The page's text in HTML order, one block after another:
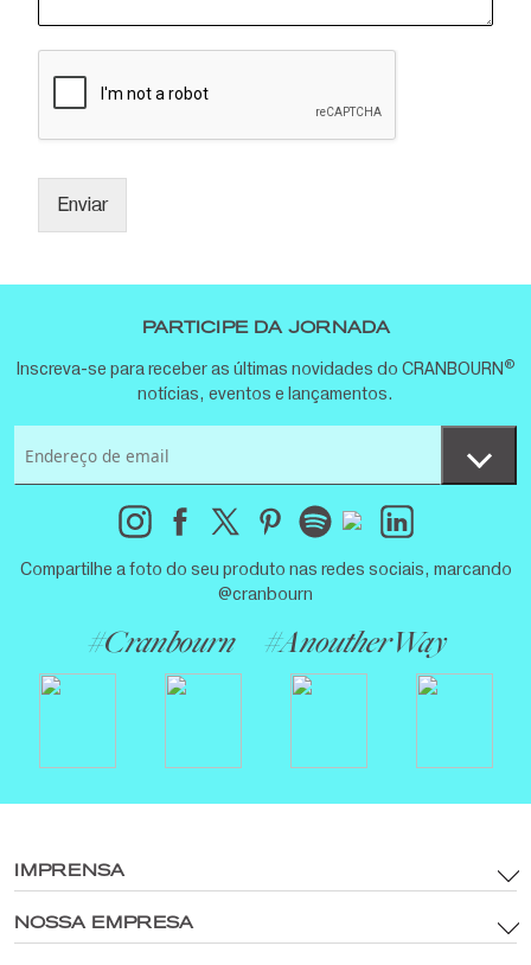
Enviar
Compartilhe a foto do seu produto nas redes sociais, marcando
@cranbourn
#Cranbourn #AnoutherWay
PARTICIPE DA JORNADA
Inscreva-se para receber as últimas novidades do CRANBOURN ®
notícias, eventos e lançamentos.
IMPRENSA
termos e Condições
NOSSA EMPRESA